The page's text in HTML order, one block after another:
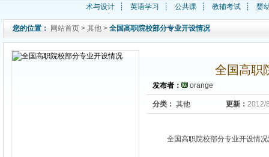
术与设计
┊ 英语学习 ┊ 公共课 ┊ 教辅考试 ┊ 婴
您的位置： 网站首页 > 其他 > 全国高职院校部分专业开设情况
全国高职
发布者： orange
分类： 其他 更新： 2012/
全国高职院校部分专业开设情